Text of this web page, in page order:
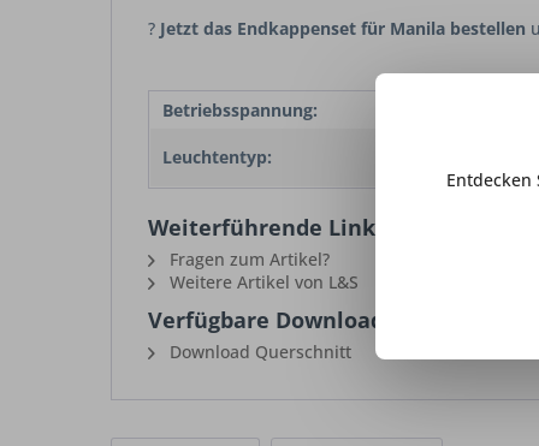
? Jetzt das Endkappenset für Manila bestellen
Betriebsspannung:
Leuchtentyp:
LED
Weiterführende Links zu
Fragen zum Artikel?
Weitere Artikel von L&S
Verfügbare Downloads:
Download Querschnitt
Entdecken